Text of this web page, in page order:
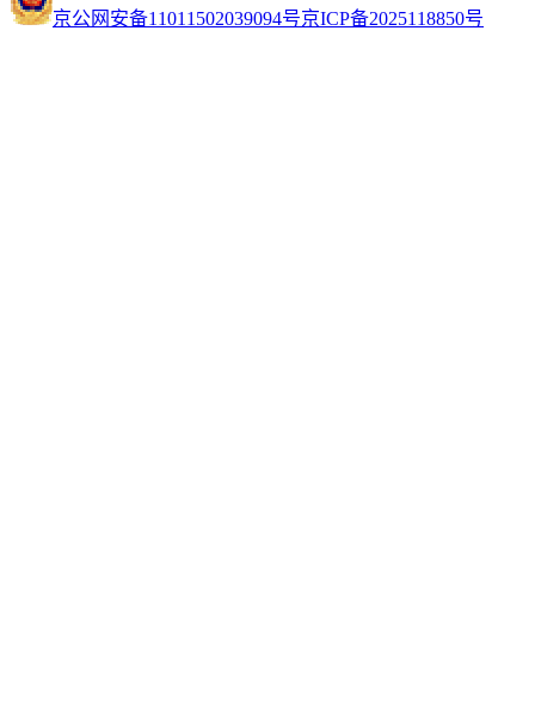
京公网安备11011502039094号京ICP备2025118850号